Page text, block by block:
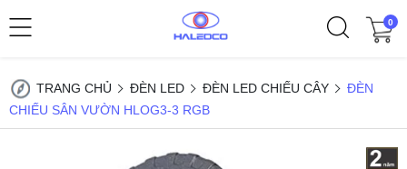
0
TRANG CHỦ ĐÈN LED ĐÈN LED CHIẾU CÂY
ĐÈN
CHIẾU SÂN VƯỜN HLOG3-3 RGB